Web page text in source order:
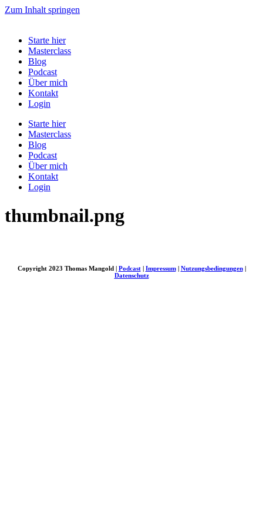
Zum Inhalt springen
Starte hier
Masterclass
Blog
Podcast
Über mich
Kontakt
Login
Starte hier
Masterclass
Blog
Podcast
Über mich
Kontakt
Login
thumbnail.png
Copyright 2023 Thomas Mangold | Podcast| Impressum| Nutzungsbedingungen|
Datenschutz